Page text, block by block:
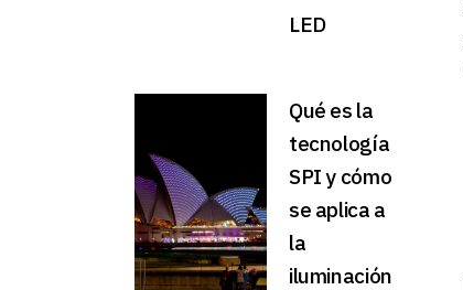
LED
Qué es la
tecnología
SPI y cómo
se aplica a
la
iluminación